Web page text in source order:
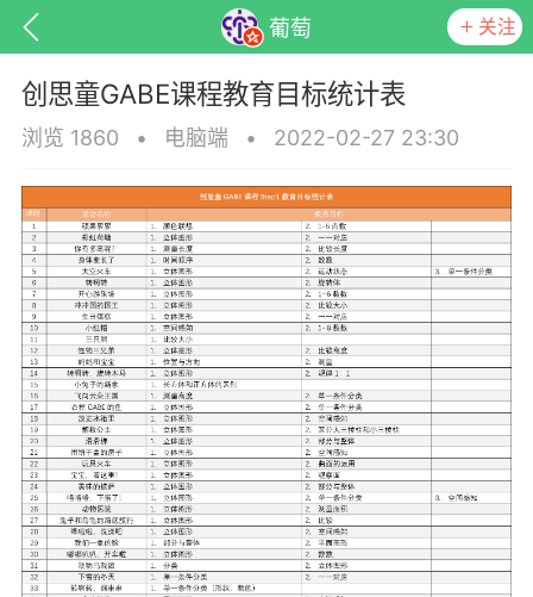
葡萄 关注
百问百答 产品服务 需求对接
06-08 15:51 电脑端 热点专题
布稳住经济一揽子政策措施
兴日报 6月7日下午，记者从新闻发
创思童GABE课程教育目标统计表
浏览 1860 • 电脑端 • 2022-02-27 23:30